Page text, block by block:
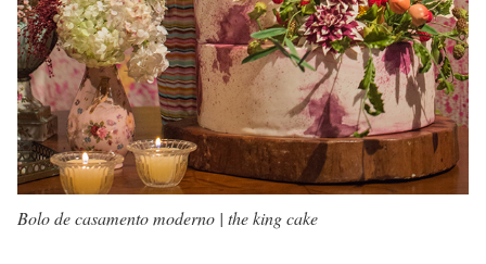
Bolo de casamento moderno | the king cake